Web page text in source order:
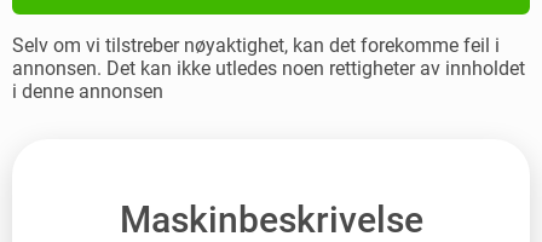
Selv om vi tilstreber nøyaktighet, kan det forekomme feil i
annonsen. Det kan ikke utledes noen rettigheter av innholdet
i denne annonsen
Maskinbeskrivelse